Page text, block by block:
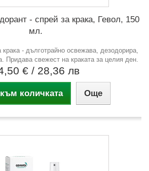
- спрей за крака, Гевол, 150
мл.
- дълготрайно освежава, дезодорира,
Придава свежест на краката за целия ден.
€ / 28,36 лв
количката Още